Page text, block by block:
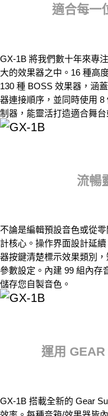
適合每一
GX-1B 將我們數十年來專
大的效果器之中。16 種高
130 種 BOSS 效果器，涵
器連接順序，並同時使用
制器，能靈活打造適合舞
流暢
不論是編輯預設音色或從
計核心。操作界面設計延
器按鍵清楚標示效果類別
參數設定。內建 99 組內存
儲存您自製音色。
運用
GX-1B 搭載全新的 Gear